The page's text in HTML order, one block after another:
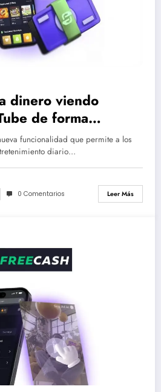
dinero viendo
de forma
funcionalidad que permite a los
diario…
0 Comentarios Leer Más